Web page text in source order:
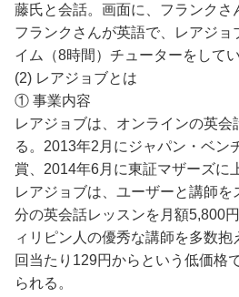
藤氏と会話。画面に、フランクさ
フランクさんが英語で、レアジョ
イム（8時間）チューターをして
(2) レアジョブとは
① 事業内容
レアジョブは、オンラインの英会
る。2013年2月にジャパン・ベン
賞、2014年6月に東証マザーズに
レアジョブは、ユーザーと講師
分の英会話レッスンを月額5,800
ィリピン人の優秀な講師を多数
回当たり129円からという低価格
られる。